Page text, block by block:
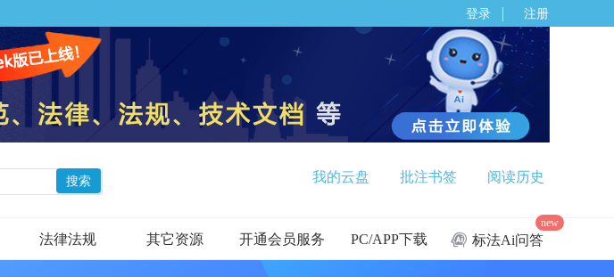
登录 注册
搜索 我的云盘 批注书签 阅读历史
法律法规 其它资源 开通会员服务 PC/APP下载 标法Ai问答
new